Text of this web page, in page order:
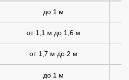
до 1 м
от 1,1 м до 1,6 м
от 1,7 м до 2 м
до 1 м